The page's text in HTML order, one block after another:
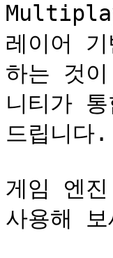
레이어
하는 것
니티가
드립니다.
게임 엔
사용해 보